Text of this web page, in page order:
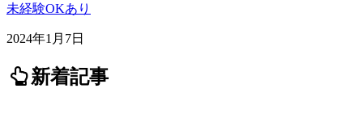
未経験OKあり
2024年1月7日
新着記事